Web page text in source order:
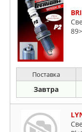
89>
Поставка
Завтра